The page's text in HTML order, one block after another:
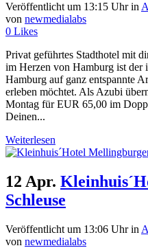
Veröffentlicht um 13:15 Uhrin
von newmedialabs
0 Likes
Privat geführtes Stadthotel mit
im Herzen von Hamburg ist der
Hamburg auf ganz entspannte
erleben möchtet. Als Azubi
Montag für EUR 65,00 im
Deinen...
Weiterlesen
12 Apr.
Schleuse
Veröffentlicht um 13:06 Uhrin
von newmedialabs